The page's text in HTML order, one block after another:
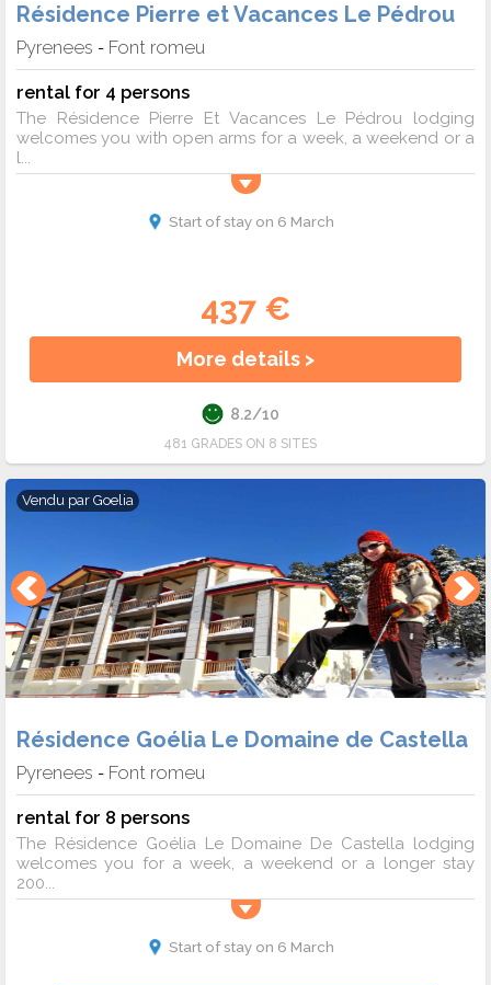
Résidence Pierre et Vacances Le Pédrou
Pyrenees - Font romeu
rental for 4 persons
The Résidence Pierre Et Vacances Le Pédrou lodging
welcomes you with open arms for a week, a weekend or a
l...
Start of stay on 6 March
437 €
More details >
8.2/10
481 GRADES ON 8 SITES
Vendu par Goelia
Résidence Goélia Le Domaine de Castella
Pyrenees - Font romeu
rental for 8 persons
The Résidence Goélia Le Domaine De Castella lodging
welcomes you for a week, a weekend or a longer stay
200...
Start of stay on 6 March